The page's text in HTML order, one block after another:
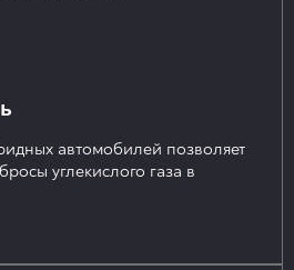
автомобилей позволяет
углекислого газа в